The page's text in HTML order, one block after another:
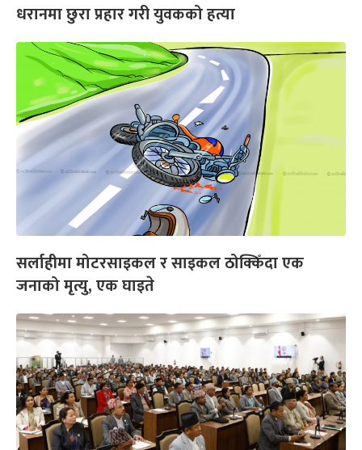
धरानमा छुरा प्रहार गरी युवकको हत्या
सर्लाहीमा मोटरसाइकल र साइकल ठोक्किँदा एक
जनाको मृत्यु, एक घाइते